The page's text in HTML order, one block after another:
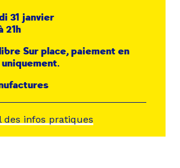
31 janvier
21h
Sur place, paiement en
des infos pratiques